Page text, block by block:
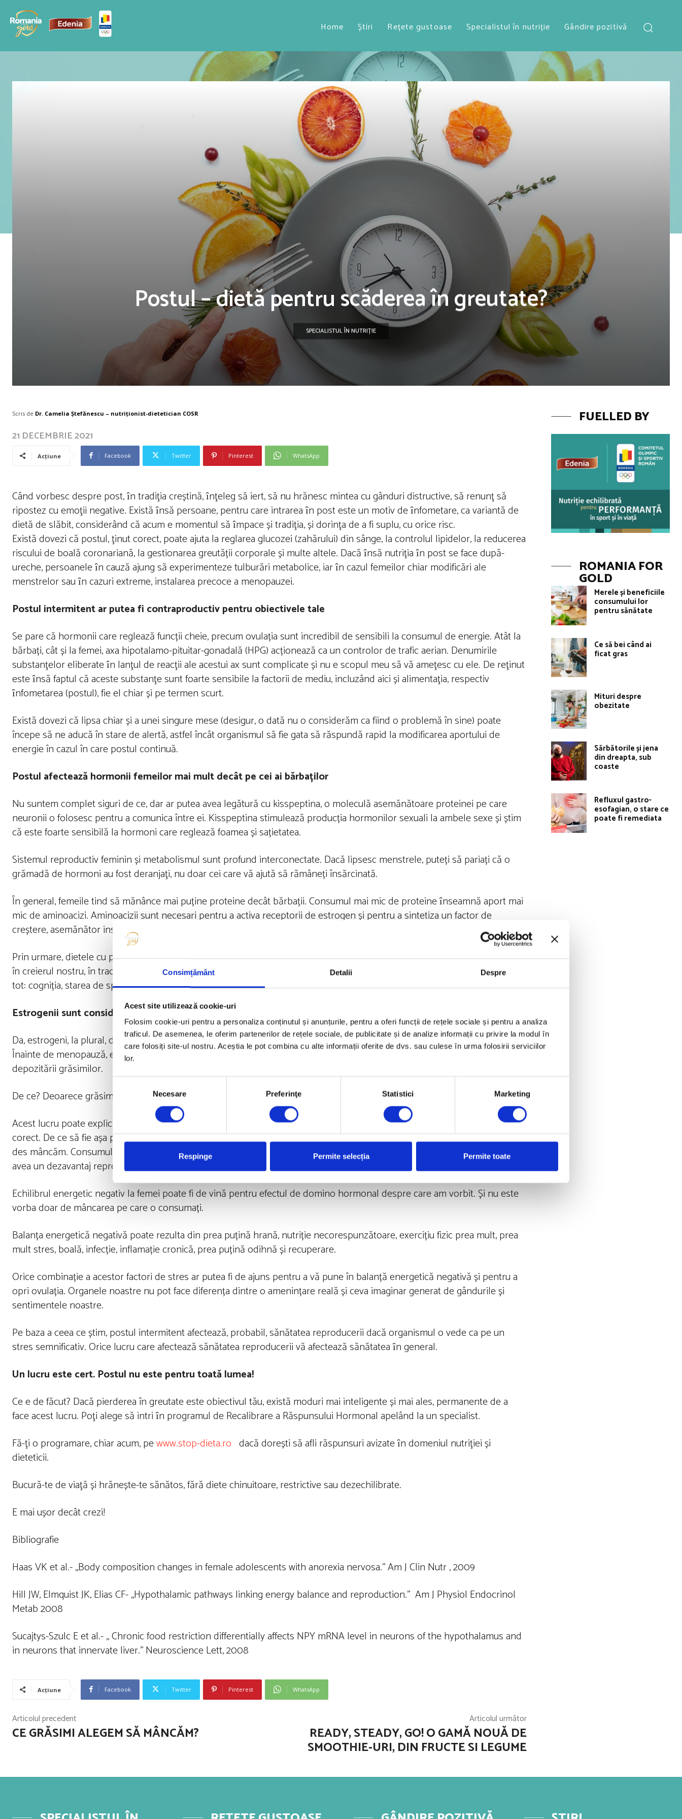
Consimțământ Detalii Despre
Acest site utilizează cookie-uri
Folosim cookie-uri pentru a personaliza conținutul și anunțurile, pentru a oferi funcții de rețele sociale și pentru a analiza
traficul. De asemenea, le oferim partenerilor de rețele sociale, de publicitate și de analize informații cu privire la modul în
care folosiți site-ul nostru. Aceștia le pot combina cu alte informații oferite de dvs. sau culese în urma folosirii serviciilor
lor.
consimțământului
Necesare Preferinţe Statistici Marketing
Respinge Permite selecția Permite toate
Home Știri Rețete gustoase Specialistul în nutriție Gândire pozitivă
Postul – dietă pentru scăderea în greutate?
SPECIALISTUL ÎN NUTRIȚIE
Scris de Dr. Camelia Ștefănescu – nutriţionist-dietetician COSR
21 DECEMBRIE 2021
Acțiune Facebook Twitter Pinterest WhatsApp
Când vorbesc despre post, ȋn tradiţia creștină, ȋnţeleg să iert, să nu hrănesc mintea cu gânduri distructive, să renunţ să
ripostez cu emoţii negative. Există ȋnsă persoane, pentru care intrarea ȋn post este un motiv de ȋnfometare, ca variantă de
dietă de slăbit, considerând că acum e momentul să ȋmpace și tradiţia, și dorinţa de a fi suplu, cu orice risc.
Există dovezi că postul, ţinut corect, poate ajuta la reglarea glucozei (zahărului) din sânge, la controlul lipidelor, la reducerea
riscului de boală coronariană, la gestionarea greutății corporale și multe altele. Dacă ȋnsă nutriţia ȋn post se face după-
ureche, persoanele ȋn cauză ajung să experimenteze tulburări metabolice, iar ȋn cazul femeilor chiar modificări ale
menstrelor sau ȋn cazuri extreme, instalarea precoce a menopauzei.
Postul intermitent ar putea fi contraproductiv pentru obiectivele tale
Se pare că hormonii care reglează funcții cheie, precum ovulația sunt incredibil de sensibili la consumul de energie. Atât la
bărbați, cât și la femei, axa hipotalamo-pituitar-gonadală (HPG) acționează ca un controlor de trafic aerian. Denumirile
substanţelor eliberate ȋn lanţul de reacţii ale acestui ax sunt complicate și nu e scopul meu să vă ameţesc cu ele. De reţinut
este ȋnsă faptul că aceste substanţe sunt foarte sensibile la factorii de mediu, incluzând aici și alimentaţia, respectiv
ȋnfometarea (postul), fie el chiar și pe termen scurt.
Există dovezi că lipsa chiar și a unei singure mese (desigur, o dată nu o considerăm ca fiind o problemă în sine) poate
începe să ne aducă în stare de alertă, astfel încât organismul să fie gata să răspundă rapid la modificarea aportului de
energie în cazul în care postul continuă.
Postul afectează hormonii femeilor mai mult decât pe cei ai bărbaților
Nu suntem complet siguri de ce, dar ar putea avea legătură cu kisspeptina, o moleculă asemănătoare proteinei pe care
neuronii o folosesc pentru a comunica între ei. Kisspeptina stimulează producția hormonilor sexuali la ambele sexe și știm
că este foarte sensibilă la hormoni care reglează foamea și sațietatea.
Sistemul reproductiv feminin și metabolismul sunt profund interconectate. Dacă lipsesc menstrele, puteți să pariați că o
grămadă de hormoni au fost deranjaţi, nu doar cei care vă ajută să rămâneți însărcinată.
În general, femeile tind să mănânce mai puține proteine ​​decât bărbații. Consumul mai mic de proteine ​​ȋnseamnă aport mai
mic de aminoacizi. Aminoacizii sunt necesari pentru a activa receptorii de estrogen și pentru a sintetiza un factor de
creștere, asemănător insulinei, care asigură progresia ciclului de reproducere.
Prin urmare, dietele cu proteine ​​scăzute pot reduce fertilitatea. Avem receptori de estrogen în organismul nostru, inclusiv
în creierul nostru, în tractul digestiv și în oase. Dacă schimbați echilibrul estrogenului, schimbați funcția metabolică peste
tot: cogniția, starea de spirit, digestia, recuperarea, metabolismul proteinelor, densitatea osoasă.
Estrogenii sunt consideraţi regulatori cheie metabolici
Da, estrogeni, la plural, deoarece raporturile dintre metaboliții estrogenici (estriol, estradiol și estronă) se schimbă în timp.
Înainte de menopauză, estradiolul este marele jucător. După menopauză ȋncepe să scadă și poate declanșa o creștere a
depozitării grăsimilor.
De ce? Deoarece grăsimea este folosită pentru a produce estradiol.
Acest lucru poate explica parțial de ce unele femei reușesc mai greu să piardă grăsime după menopauză. Știu, știu … nu este
corect. De ce să fie așa pentru femei? Echilibrul hormonal al femeilor este deosebit de sensibil la ce, cât de mult și cât de
des mâncăm. Consumul redus de energie poate reduce, așa cum spuneam, fertilitatea la femei. Când ești prea slabă poţi
avea un dezavantaj reproductiv.
Echilibrul energetic negativ la femei poate fi de vină pentru efectul de domino hormonal despre care am vorbit. Și nu este
vorba doar de mâncarea pe care o consumați.
Balanța energetică negativă poate rezulta din prea puțină hrană, nutriție necorespunzătoare, exercițiu fizic prea mult, prea
mult stres, boală, infecție, inflamație cronică, prea puțină odihnă și recuperare.
Orice combinație a acestor factori de stres ar putea fi de ajuns pentru a vă pune în balanță energetică negativă și pentru a
opri ovulația. Organele noastre nu pot face diferența dintre o amenințare reală și ceva imaginar generat de gândurile și
sentimentele noastre.
Pe baza a ceea ce știm, postul intermitent afectează, probabil, sănătatea reproducerii dacă organismul o vede ca pe un
stres semnificativ. Orice lucru care afectează sănătatea reproducerii vă afectează sănătatea ȋn general.
Un lucru este cert. Postul nu este pentru toată lumea!
Ce e de făcut? Dacă pierderea în greutate este obiectivul tău, există moduri mai inteligente și mai ales, permanente de a
face acest lucru. Poţi alege să intri ȋn programul de Recalibrare a Răspunsului Hormonal apelând la un specialist.
Fă-ţi o programare, chiar acum, pewww.stop-dieta.ro dacă dorești să afli răspunsuri avizate ȋn domeniul nutriţiei și
dieteticii.
Bucură-te de viaţă și hrănește-te sănătos, fără diete chinuitoare, restrictive sau dezechilibrate.
E mai ușor decât crezi!
Bibliografie
Haas VK et al.- ,,Body composition changes in female adolescents with anorexia nervosa.’’ Am J Clin Nutr , 2009
Hill JW, Elmquist JK, Elias CF- ,,Hypothalamic pathways linking energy balance and reproduction.’’ Am J Physiol Endocrinol
Metab 2008
Sucajtys-Szulc E et al.- ,, Chronic food restriction differentially affects NPY mRNA level in neurons of the hypothalamus and
in neurons that innervate liver.’’ Neuroscience Lett, 2008
Acțiune Facebook Twitter Pinterest WhatsApp
Articolul precedent
CE GRĂSIMI ALEGEM SĂ MÂNCĂM?
Articolul următor
READY, STEADY, GO! O GAMĂ NOUĂ DE
SMOOTHIE-URI, DIN FRUCTE SI LEGUME
FUELLED BY
ROMANIA FOR
GOLD
Merele și beneficiile
consumului lor
pentru sănătate
Ce să bei când ai
ficat gras
Mituri despre
obezitate
Sărbătorile și jena
din dreapta, sub
coaste
Refluxul gastro-
esofagian, o stare ce
poate fi remediata